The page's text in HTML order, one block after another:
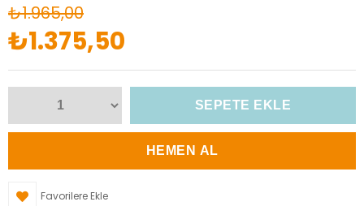
₺1.965,00
₺1.375,50
Favorilere Ekle